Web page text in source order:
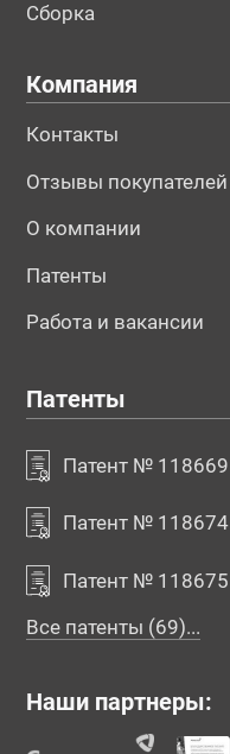
Сборка
Компания
Контакты
Отзывы покупателей
О компании
Патенты
Работа и вакансии
Патенты
Патент № 118669
Патент № 118674
Патент № 118675
Все патенты (69)...
Наши партнеры: